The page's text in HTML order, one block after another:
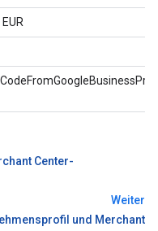
Center-
Weiter
und Merchant